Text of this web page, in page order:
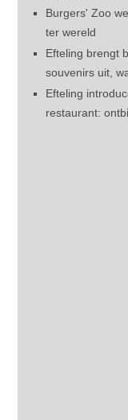
Burgers' Zoo
ter wereld
Efteling brengt
souvenirs uit,
Efteling
restaurant: